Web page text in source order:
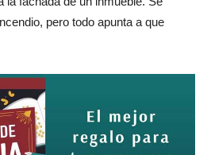
pero todo apunta a que